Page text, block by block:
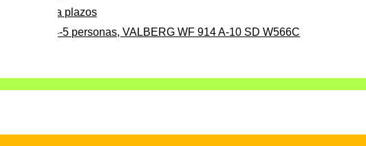
Pago a plazos
para 4-5 personas, VALBERG WF 914 A-10 SD W566C